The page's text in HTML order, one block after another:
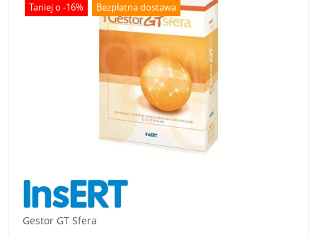
Taniej o -16% Bezpłatna dostawa
Gestor GT Sfera